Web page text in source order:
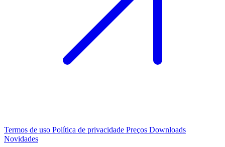
Termos de uso Política de privacidade Preços Downloads
Novidades